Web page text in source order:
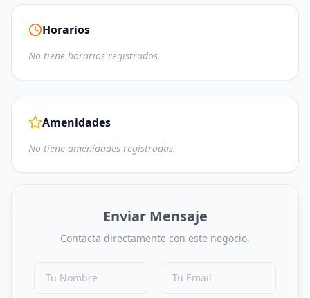
Horarios
No tiene horarios registrados.
Amenidades
No tiene amenidades registradas.
Enviar Mensaje
Contacta directamente con este negocio.